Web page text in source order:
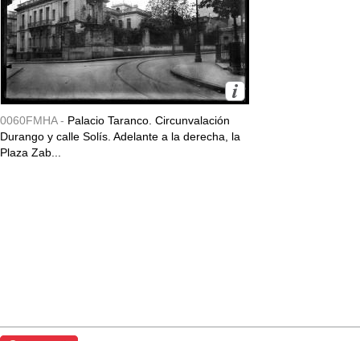
0060FMHA - Palacio Taranco. Circunvalación
Durango y calle Solís. Adelante a la derecha, la
Plaza Zab...